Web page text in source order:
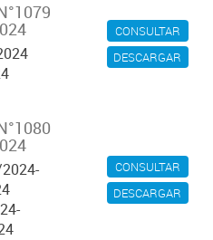
CONSULTAR
DESCARGAR
CONSULTAR
DESCARGAR